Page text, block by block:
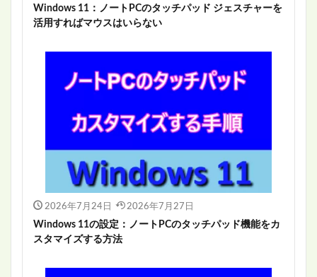
Windows 11：ノートPCのタッチパッド ジェスチャーを
活用すればマウスはいらない
2026年7月24日 2026年7月27日
Windows 11の設定：ノートPCのタッチパッド機能をカ
スタマイズする方法